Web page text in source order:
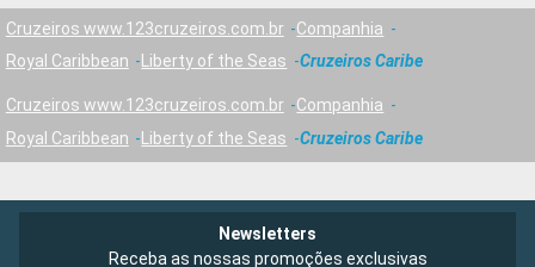
Cruzeiros www.123cruzeiros.com.br
Companhia
Royal Caribbean
Liberty of the Seas Cruzeiros Caribe
Cruzeiros www.123cruzeiros.com.br
Companhia
Royal Caribbean
Liberty of the Seas Cruzeiros Caribe
Newsletters
Receba as nossas promoções exclusivas